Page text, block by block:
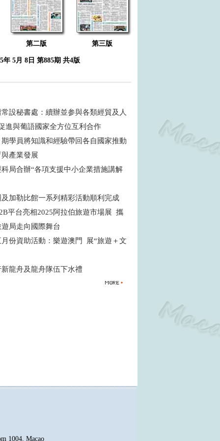
第二版 第三版
年 5月 8日 第885期 共4版
設秘書處：續辦並参與各類經貿及人
進與葡語國家全方位互利合作
學員將知識和經驗帶回各自國家推動
產業發展
局合辦“各項支援中小企業措施講解
加勒比館一系列精彩活動順利完成
平台亮相2025阿拉伯旅遊市場展 攜
局走向國際舞台
份資助活動：樂遊澳門 展“旅遊＋文
龍舟及龍舟隊伍下水禮
1004, Macao